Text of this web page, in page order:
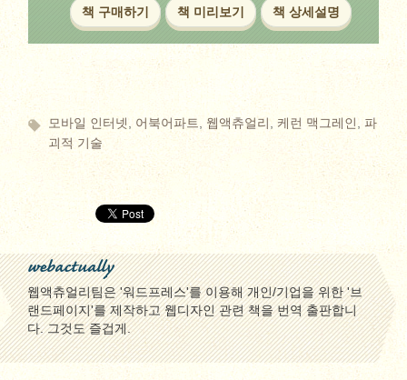
책 구매하기 책 미리보기 책 상세설명
모바일 인터넷 어북어파트 웹액츄얼리, 케런 맥그레인 ,파
괴적 기술
webactually
웹액츄얼리팀은 '워드프레스'를 이용해 개인/기업을 위한 '브
랜드페이지'를 제작하고 웹디자인 관련 책을 번역 출판합니
다. 그것도 즐겁게.